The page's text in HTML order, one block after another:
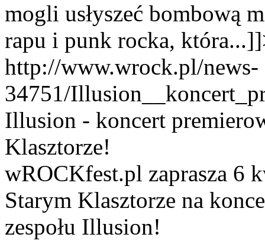
mogli usłyszeć bombową
rapu i punk rocka,
http://www.wrock.pl/news-
34751/
Illusion - koncert
Klasztorze!
wROCKfest.pl zaprasza 6
Starym Klasztorze na
zespołu Illusion!